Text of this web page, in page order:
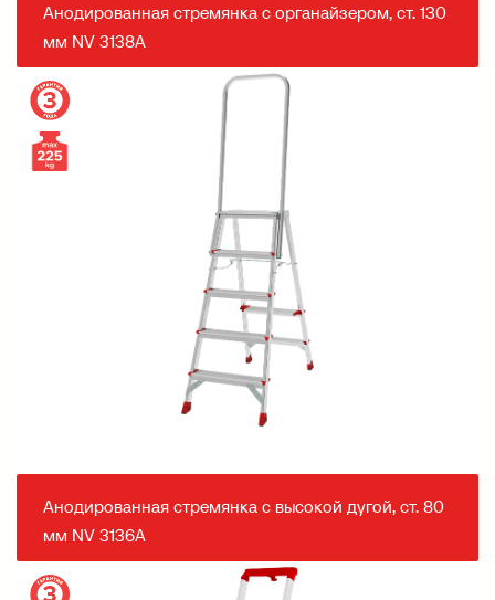
Анодированная стремянка с органайзером, ст. 130
мм NV 3138А
Анодированная стремянка с высокой дугой, ст. 80
мм NV 3136А